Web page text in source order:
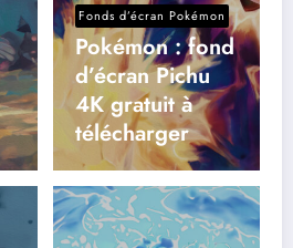
Fonds d’écran Pokémon
Pokémon : fond
d’écran Pichu
4K gratuit à
télécharger